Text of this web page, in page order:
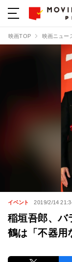
映画TOP 映画ニュー
イベント 2019/2/14
稲垣吾郎、バ
鶴は「不器用